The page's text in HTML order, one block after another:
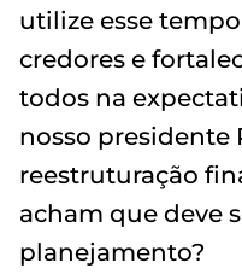
utilize esse
credores e
todos na
nosso presidente
reestruturação
acham que deve
planejamento?